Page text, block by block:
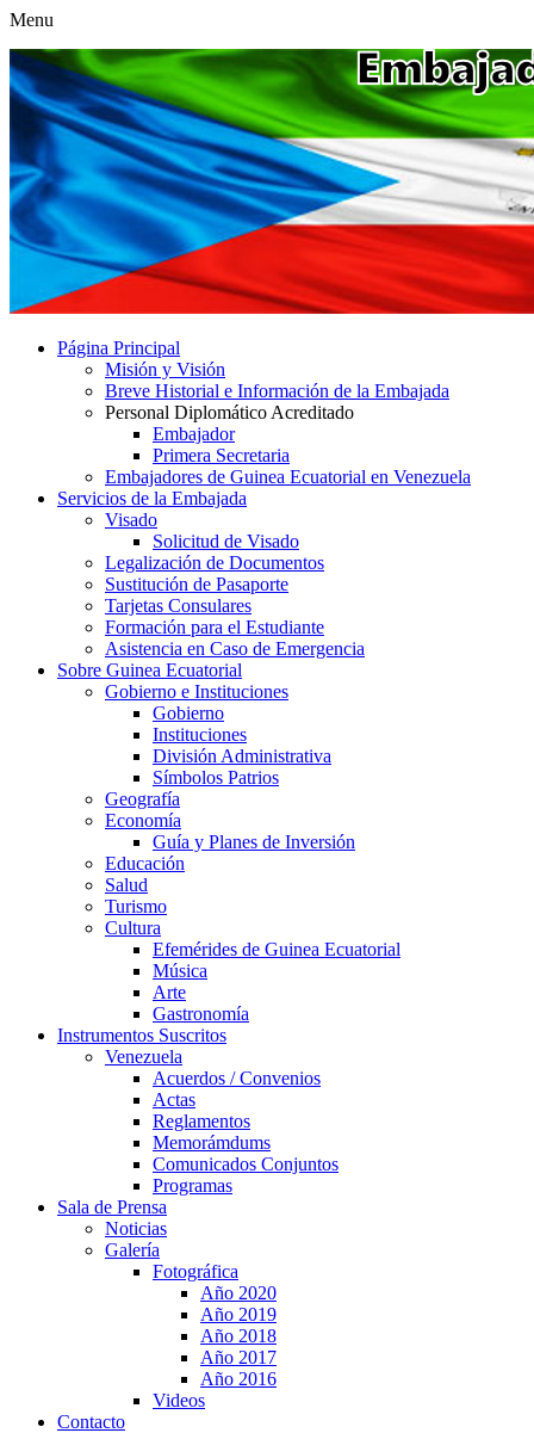
Menu
Página Principal
Misión y Visión
Breve Historial e Información de la Embajada
Personal Diplomático Acreditado
Embajador
Primera Secretaria
Embajadores de Guinea Ecuatorial en Venezuela
Servicios de la Embajada
Visado
Solicitud de Visado
Legalización de Documentos
Sustitución de Pasaporte
Tarjetas Consulares
Formación para el Estudiante
Asistencia en Caso de Emergencia
Sobre Guinea Ecuatorial
Gobierno e Instituciones
Gobierno
Instituciones
División Administrativa
Símbolos Patrios
Geografía
Economía
Guía y Planes de Inversión
Educación
Salud
Turismo
Cultura
Efemérides de Guinea Ecuatorial
Música
Arte
Gastronomía
Instrumentos Suscritos
Venezuela
Acuerdos / Convenios
Actas
Reglamentos
Memorámdums
Comunicados Conjuntos
Programas
Sala de Prensa
Noticias
Galería
Fotográfica
Año 2020
Año 2019
Año 2018
Año 2017
Año 2016
Videos
Contacto